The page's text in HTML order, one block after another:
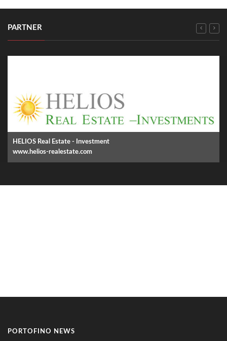
PARTNER
HELIOS Real Estate - Investment
www.helios-realestate.com
PORTOFINO NEWS